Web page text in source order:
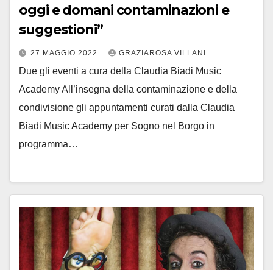
oggi e domani contaminazioni e
suggestioni”
27 MAGGIO 2022 GRAZIAROSA VILLANI
Due gli eventi a cura della Claudia Biadi Music
Academy All’insegna della contaminazione e della
condivisione gli appuntamenti curati dalla Claudia
Biadi Music Academy per Sogno nel Borgo in
programma…